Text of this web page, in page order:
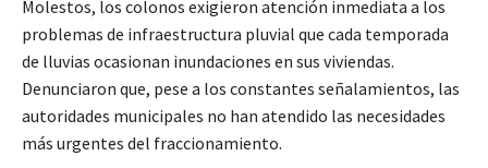
Molestos, los colonos exigieron atención inmediata a los
problemas de infraestructura pluvial que cada temporada
de lluvias ocasionan inundaciones en sus viviendas.
Denunciaron que, pese a los constantes señalamientos, las
autoridades municipales no han atendido las necesidades
más urgentes del fraccionamiento.